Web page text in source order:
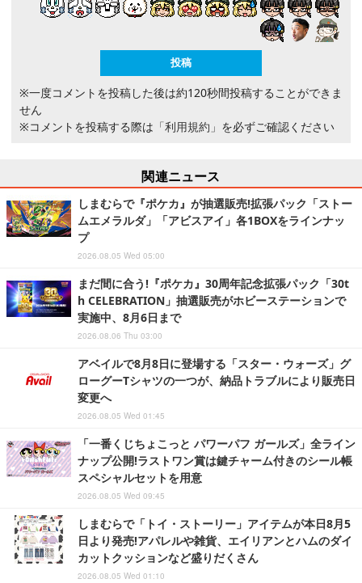
※一度コメントを投稿した後は約120秒間投稿することができま
せん
※コメントを投稿する際は 「利用規約」 を必ずご確認ください
関連ニュース
しまむらで『ポケカ』が抽選販売!拡張パック「ストー
ムエメラルダ」「アビスアイ」各1BOXをラインナッ
プ
2026.08.05 Wed 05:00
まだ間に合う!『ポケカ』30周年記念拡張パック「30t
h CELEBRATION」抽選販売がホビーステーションで
実施中、8月6日まで
2026.08.06 Thu 03:00
アベイルで8月8日に登場する「スター・ウォーズ」グ
ローグーTシャツの一つが、納品トラブルにより販売日
変更へ
2026.08.05 Wed 01:45
「一番くじちょこっと パワーパフ ガールズ」全ライン
ナップ公開!ラストワン賞は鍵チャーム付きのシール帳
スペシャルセットを用意
2026.08.05 Wed 09:45
しまむらで「トイ・ストーリー」アイテムが本日8月5
日より発売!アパレルや雑貨、エイリアンとハムのダイ
カットクッションなど盛りだくさん
2026.08.05 Wed 01:10